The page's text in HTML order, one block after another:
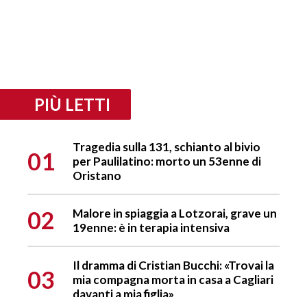
PIÙ LETTI
01
Tragedia sulla 131, schianto al bivio
per Paulilatino: morto un 53enne di
Oristano
02
Malore in spiaggia a Lotzorai, grave un
19enne: è in terapia intensiva
03
Il dramma di Cristian Bucchi: «Trovai la
mia compagna morta in casa a Cagliari
davanti a mia figlia»